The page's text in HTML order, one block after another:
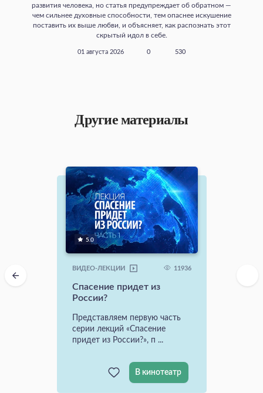
развития человека, но статья предупреждает об обратном —
чем сильнее духовные способности, тем опаснее искушение
поставить их выше любви, и объясняет, как распознать этот
скрытый идол в себе.
01 августа 2026 0 530
Другие материалы
5.0
ВИДЕО-ЛЕКЦИИ 11936
Спасение придет из
России?
Представляем первую часть
серии лекций «Спасение
придет из России?», п ...
В кинотеатр